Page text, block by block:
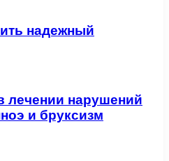
надежный
лечении нарушений
и бруксизм